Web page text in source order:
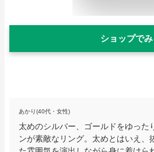
ショップで
あかり(40代・女性)
太めのシルバー、ゴールドをゆった
ンが素敵なリング。太めとはいえ、